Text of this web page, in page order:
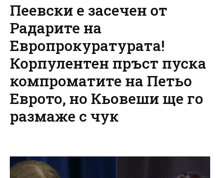
Пеевски е засечен от
Радарите на
Европрокуратурата!
Корпулентен пръст пуска
компроматите на Петьо
Еврото, но Кьовеши ще го
размаже с чук